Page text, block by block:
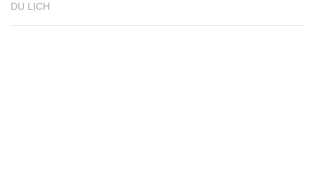
DU LỊCH